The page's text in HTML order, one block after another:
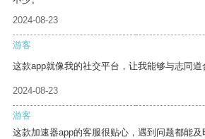
2024-08-23
游客
这款app就像我的社交平台，让我能够与志同道
2024-08-23
游客
这款加速器app的客服很贴心，遇到问题都能